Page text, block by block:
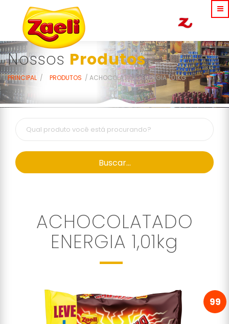
Nossos Produtos
PRINCIPAL PRODUTOS ACHOCOLATADO ENERGIA 1,01KG
Buscar...
ACHOCOLATADO
ENERGIA 1,01kg
99